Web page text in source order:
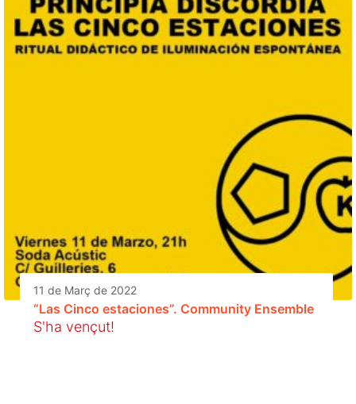
11 de Març de 2022
“Las Cinco estaciones”. Community Ensemble
S'ha vençut!